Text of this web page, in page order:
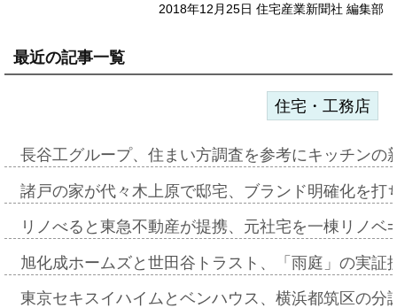
2018年12月25日 住宅産業新聞社 編集部
最近の記事一覧
住宅・工務店
長谷工グループ、住まい方調査を参考にキッチン
諸戸の家が代々木上原で邸宅、ブランド明確化を
リノべると東急不動産が提携、元社宅を一棟リノ
旭化成ホームズと世田谷トラスト、「雨庭」の実
東京セキスイハイムとベンハウス、横浜都筑区の